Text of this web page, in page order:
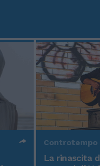
Controtempo
La rinascita